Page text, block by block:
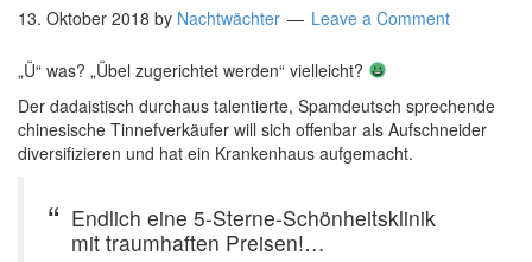
13. Oktober 2018 by Nachtwächter Leave a Comment
„Ü“ was? „Übel zugerichtet werden“ vielleicht?
Der dadaistisch durchaus talentierte, Spamdeutsch sprechende
chinesische Tinnefverkäufer will sich offenbar als Aufschneider
diversifizieren und hat ein Krankenhaus aufgemacht.
Endlich eine 5-Sterne-Schönheitsklinik
mit traumhaften Preisen!…